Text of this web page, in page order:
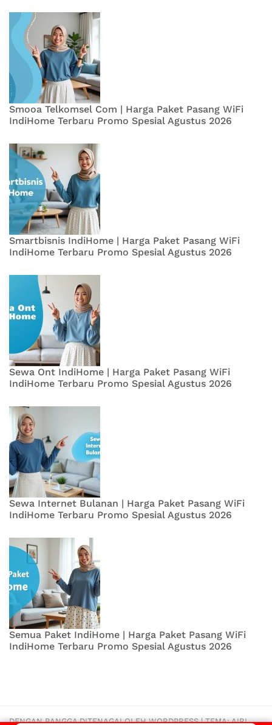
Smooa Telkomsel Com | Harga Paket Pasang WiFi
IndiHome Terbaru Promo Spesial Agustus 2026
Smartbisnis IndiHome | Harga Paket Pasang WiFi
IndiHome Terbaru Promo Spesial Agustus 2026
Sewa Ont IndiHome | Harga Paket Pasang WiFi
IndiHome Terbaru Promo Spesial Agustus 2026
Sewa Internet Bulanan | Harga Paket Pasang WiFi
IndiHome Terbaru Promo Spesial Agustus 2026
Semua Paket IndiHome | Harga Paket Pasang WiFi
IndiHome Terbaru Promo Spesial Agustus 2026
DENGAN BANGGA DITENAGAI OLEH WORDPRESS|TEMA:AIRI